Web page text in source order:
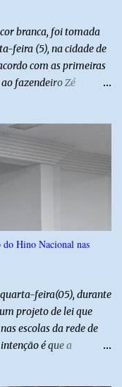
branca, foi tomada
feira (5), na cidade de
com as primeiras
fazendeiro Zé
estava em frente à
relatos de
semelhantes a
a não despertar
criminosa, a dupla
desconhecida. A
e realiza diligências
e identificar os
possa ajudar na
Hino Nacional nas
feira(05), durante
projeto de lei que
escolas da rede de
é que a